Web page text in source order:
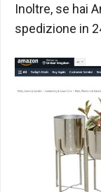
Inoltre, se hai
spedizione in